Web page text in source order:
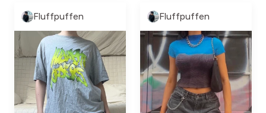
Fluffpuffen Fluffpuffen